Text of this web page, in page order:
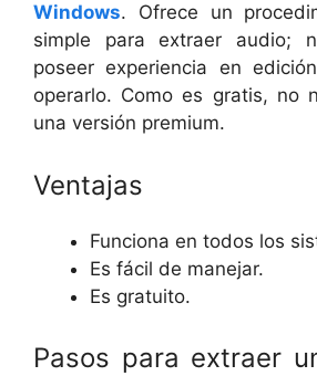
Windows. Ofrece un
simple para extraer audio;
poseer experiencia en
operarlo. Como es gratis, no
una versión premium.
Ventajas
Funciona en todos los
Es fácil de manejar.
Es gratuito.
Pasos para extraer